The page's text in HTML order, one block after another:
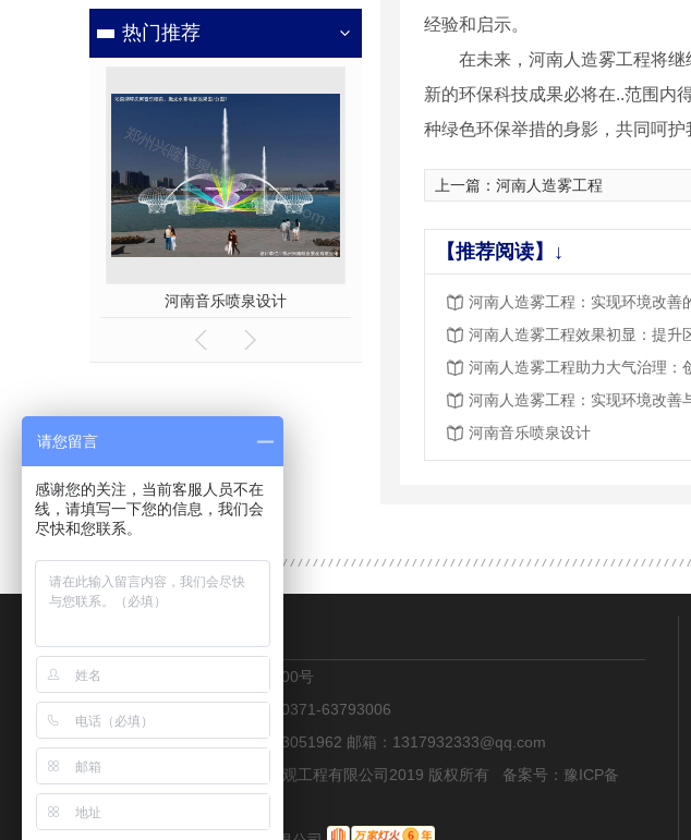
热门推荐
广场梅花形音乐喷泉3 广场梅花形音乐喷泉1
经验和启示。
在未来，河南人造雾工程将
新的环保科技成果必将在..范围内
种绿色环保举措的身影，共同呵护
上一篇： 河南人造雾工程
【推荐阅读】↓
河南人造雾工程：实现环境改善
河南人造雾工程效果初显：提升
河南人造雾工程助力大气治理：
河南人造雾工程：实现环境改善
河南音乐喷泉设计
地址：郑州市金水区花园路100号
热线：13223051962 传真：0371-63793006
联系人：张经理 手机：13223051962 邮箱：1317932333@qq.com
Copyright © 郑州兴隆喷泉景观工程有限公司2019 版权所有 备案号： 豫ICP备
18046247号-5
请您留言
感谢您的关注，当前客服人员不在
线，请填写一下您的信息，我们会
尽快和您联系。